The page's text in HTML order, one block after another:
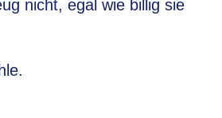
nicht, egal wie billig sie